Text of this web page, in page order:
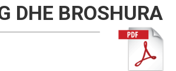
DHE BROSHURA